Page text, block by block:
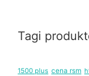
Tagi
1500 plus cena rsm